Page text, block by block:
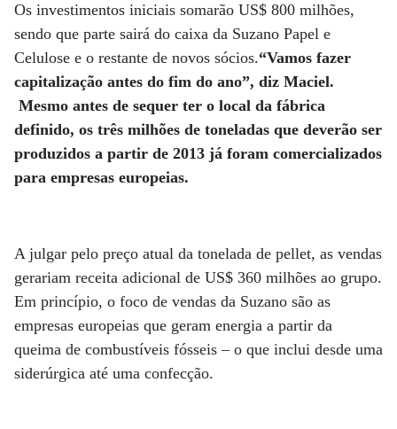
Os investimentos iniciais somarão US$ 800 milhões,
sendo que parte sairá do caixa da Suzano Papel e
Celulose e o restante de novos sócios.“Vamos fazer
capitalização antes do fim do ano”, diz Maciel.
Mesmo antes de sequer ter o local da fábrica
definido, os três milhões de toneladas que deverão ser
produzidos a partir de 2013 já foram comercializados
para empresas europeias.
A julgar pelo preço atual da tonelada de pellet, as vendas
gerariam receita adicional de US$ 360 milhões ao grupo.
Em princípio, o foco de vendas da Suzano são as
empresas europeias que geram energia a partir da
queima de combustíveis fósseis – o que inclui desde uma
siderúrgica até uma confecção.